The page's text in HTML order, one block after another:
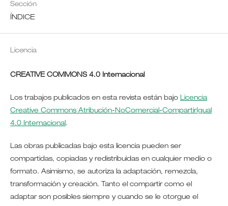
Sección
ÍNDICE
Licencia
CREATIVE COMMONS 4.0 Internacional
Los trabajos publicados en esta revista están bajo Licencia
Creative Commons Atribución-NoComercial-CompartirIgual
4.0 Internacional.
Las obras publicadas bajo esta licencia pueden ser
compartidas, copiadas y redistribuidas en cualquier medio o
formato. Asimismo, se autoriza la adaptación, remezcla,
transformación y creación. Tanto el compartir como el
adaptar son posibles siempre y cuando se le otorgue el